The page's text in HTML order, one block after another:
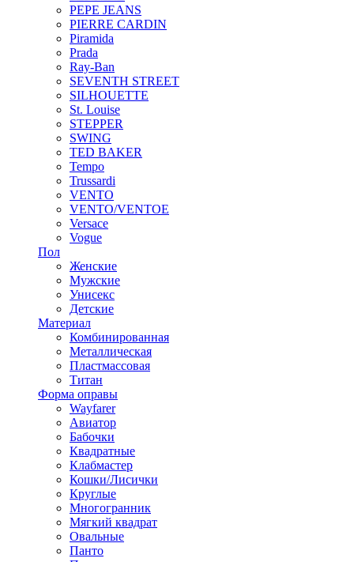
PEPE JEANS
PIERRE CARDIN
Piramida
Prada
Ray-Ban
SEVENTH STREET
SILHOUETTE
St. Louise
STEPPER
SWING
TED BAKER
Tempo
Trussardi
VENTO
VENTO/VENTOE
Versace
Vogue
Пол
Женские
Мужские
Унисекс
Детские
Материал
Комбинированная
Металлическая
Пластмассовая
Титан
Форма оправы
Wayfarer
Авиатор
Бабочки
Квадратные
Клабмастер
Кошки/Лисички
Круглые
Многогранник
Мягкий квадрат
Овальные
Панто